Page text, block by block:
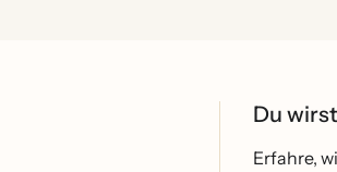
Du
Erfahre,